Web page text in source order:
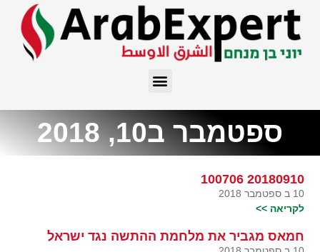
ספטמבר ב10, 2018
20180910 100706
10 ב ספטמבר 2018
לקריאה >>
חמאס מגביר את מלחמת ההתשה נגד ישראל